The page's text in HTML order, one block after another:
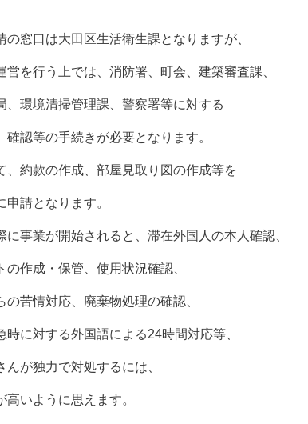
窓口は大田区生活衛生課となりますが、
営を行う上では、消防署、町会、建築審査課、
、環境清掃管理課、警察署等に対する
確認等の手続きが必要となります。
、約款の作成、部屋見取り図の作成等を
申請となります。
に事業が開始されると、滞在外国人の本人確認、
の作成・保管、使用状況確認、
の苦情対応、廃棄物処理の確認、
時に対する外国語による24時間対応等、
んが独力で対処するには、
高いように思えます。